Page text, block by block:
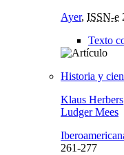
Ayer, ISSN-e
Texto
Historia y
Klaus Herbers
Ludger Mees
261-277